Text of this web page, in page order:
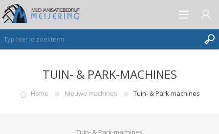
AANMELDEN ALS NIEUWE KLANT
INLOGGEN
TUIN- & PARK-MACHINES
Home Nieuwe machines Tuin- & Park-machines
Tuin- & Park-machines